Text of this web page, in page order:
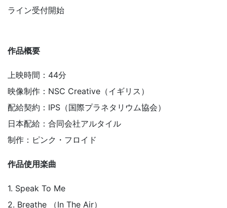
ライン受付開始
作品概要
上映時間：44分
映像制作：NSC Creative（イギリス）
配給契約：IPS（国際プラネタリウム協会）
日本配給：合同会社アルタイル
制作：ピンク・フロイド
作品使用楽曲
1. Speak To Me
2. Breathe （In The Air）